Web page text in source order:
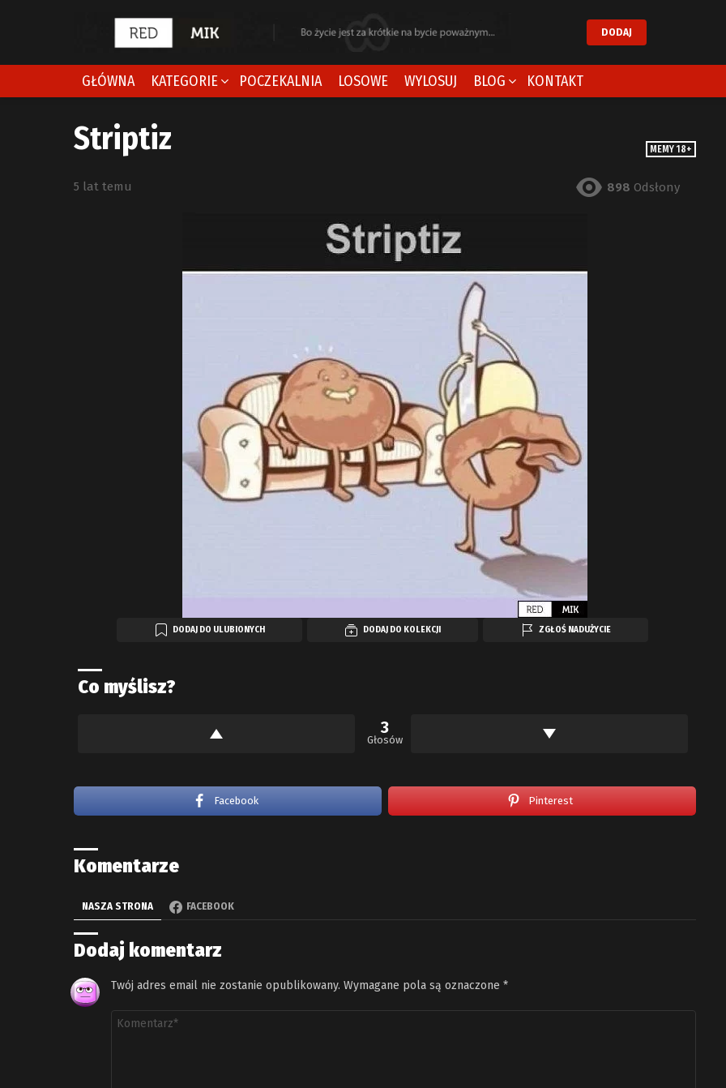
DODAJ
GŁÓWNA KATEGORIE POCZEKALNIA LOSOWE WYLOSUJ BLOG KONTAKT
MEMY 18+
Striptiz
5 lat temu 898 Odsłony
DODAJ DO ULUBIONYCH DODAJ DO KOLEKCJI ZGŁOŚ NADUŻYCIE
Co myślisz?
3
Głosów
Facebook Pinterest
Komentarze
NASZA STRONA FACEBOOK
Dodaj komentarz
Twój adres email nie zostanie opublikowany. Wymagane pola są oznaczone *
Komentarz